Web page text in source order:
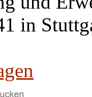
in